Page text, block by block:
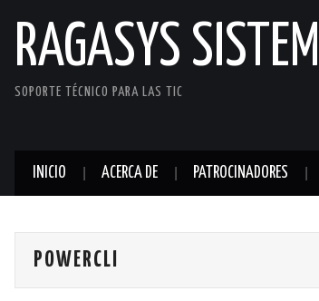
RAGASYS
SOPORTE TÉCNICO PARA LAS TIC
INICIO ACERCA DE PATROCINADORES
POWERCLI